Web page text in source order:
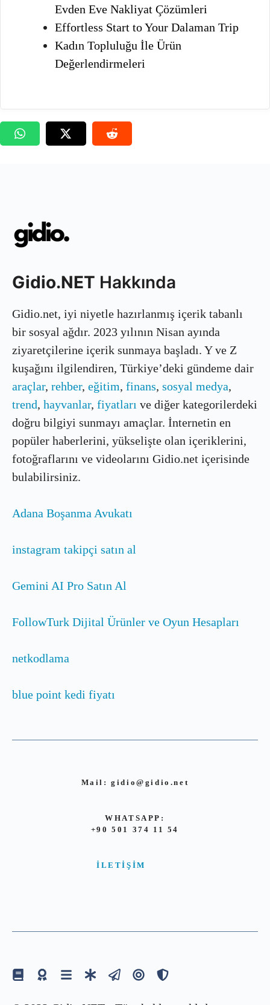
Evden Eve Nakliyat Çözümleri
Effortless Start to Your Dalaman Trip
Kadın Topluluğu İle Ürün
Değerlendirmeleri
Gidio.NET Hakkında
Gidio.net, iyi niyetle hazırlanmış içerik tabanlı
bir sosyal ağdır. 2023 yılının Nisan ayında
ziyaretçilerine içerik sunmaya başladı. Y ve Z
kuşağını ilgilendiren, Türkiye’deki gündeme dair
araçlar, rehber, eğitim, finans, sosyal medya,
trend, hayvanlar, fiyatları ve diğer kategorilerdeki
doğru bilgiyi sunmayı amaçlar. İnternetin en
popüler haberlerini, yükselişte olan içeriklerini,
fotoğraflarını ve videolarını Gidio.net içerisinde
bulabilirsiniz.
Adana Boşanma Avukatı
instagram takipçi satın al
Gemini AI Pro Satın Al
FollowTurk Dijital Ürünler ve Oyun Hesapları
netkodlama
blue point kedi fiyatı
Mail: gidio@gidio.net
WHATSAPP:
+90 501 374 11 54
İLETIŞIM